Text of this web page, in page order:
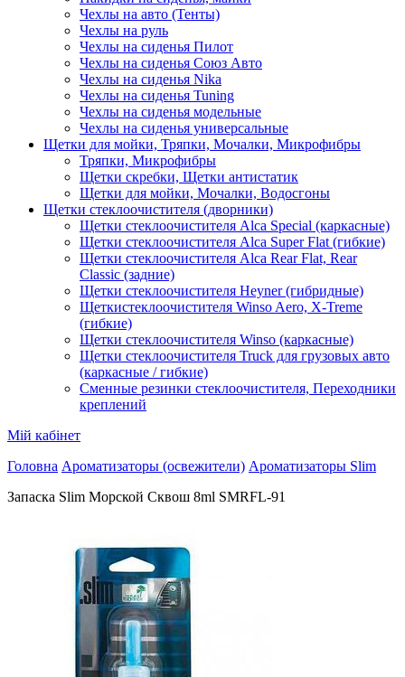
Чехлы на авто (Тенты)
Чехлы на руль
Чехлы на сиденья Пилот
Чехлы на сиденья Союз Авто
Чехлы на сиденья Nika
Чехлы на сиденья Tuning
Чехлы на сиденья модельные
Чехлы на сиденья универсальные
Щетки для мойки, Тряпки, Мочалки, Микрофибры
Тряпки, Микрофибры
Щетки скребки, Щетки антистатик
Щетки для мойки, Мочалки, Водосгоны
Щетки стеклоочистителя (дворники)
Щетки стеклоочистителя Alca Special (каркасные)
Щетки стеклоочистителя Alca Super Flat (гибкие)
Щетки стеклоочистителя Alca Rear Flat, Rear
Classic (задние)
Щетки стеклоочистителя Heyner (гибридные)
Щеткистеклоочистителя Winso Aero, X-Treme
(гибкие)
Щетки стеклоочистителя Winso (каркасные)
Щетки стеклоочистителя Truck для грузовых авто
(каркасные / гибкие)
Сменные резинки стеклоочистителя, Переходники
креплений
Мій кабінет
Головна Ароматизаторы (освежители) Ароматизаторы Slim
Запаска Slim Морской Сквош 8ml SMRFL-91